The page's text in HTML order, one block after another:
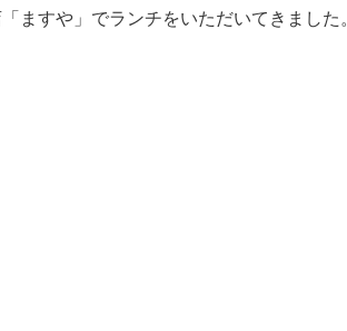
ますや」でランチをいただいてきました。